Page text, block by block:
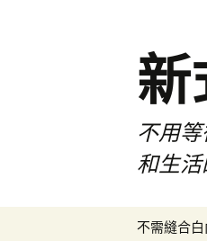
不用
和生
不需縫合